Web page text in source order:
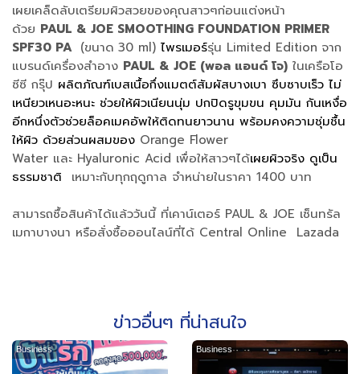
เผยเคล็ดลับเตรียมผิวสวยของคุณสาวๆก่อนแต่งหน้า
ด้วย PAUL & JOE SMOOTHING FOUNDATION PRIMER
SPF30 PA (ขนาด 30 ml) ไพรเมอร์รุ่น Limited Edition จาก
แบรนด์เครื่องสำอาง PAUL & JOE (พอล แอนด์ โจ) ในเครือโอ
ซีซี กรุ๊ป ผลิตภัณฑ์เบสเนื้อกึ่งแมตต์สัมผัสบางเบา ซึบซาบเร็ว ไม่
เหนียวเหนอะหนะ ช่วยให้ผิวเนียนนุ่ม ปกปิดรูขุมขน คุมมัน กันเหงื่อ
อีกหนึ่งตัวช่วยล็อคเมคอัพให้ติดทนยาวนาน พร้อมคงความชุ่มชื้น
ให้ผิว ด้วยส่วนผสมของ Orange Flower
Water และ Hyaluronic Acid เพื่อให้สาวๆได้เผยผิวจริง ดูเป็น
ธรรมชาติ เหมาะกับทุกฤดูกาล จำหน่ายในราคา 1400 บาท
สามารถซื้อสินค้าได้แล้ววันนี้ ที่เคาน์เตอร์ PAUL & JOE เซ็นทรัล
เมกาบางนา หรือสั่งซื้อออนไลน์ที่ได้ Central Online Lazada
ข่าวอื่นๆ ที่น่าสนใจ
Business Business